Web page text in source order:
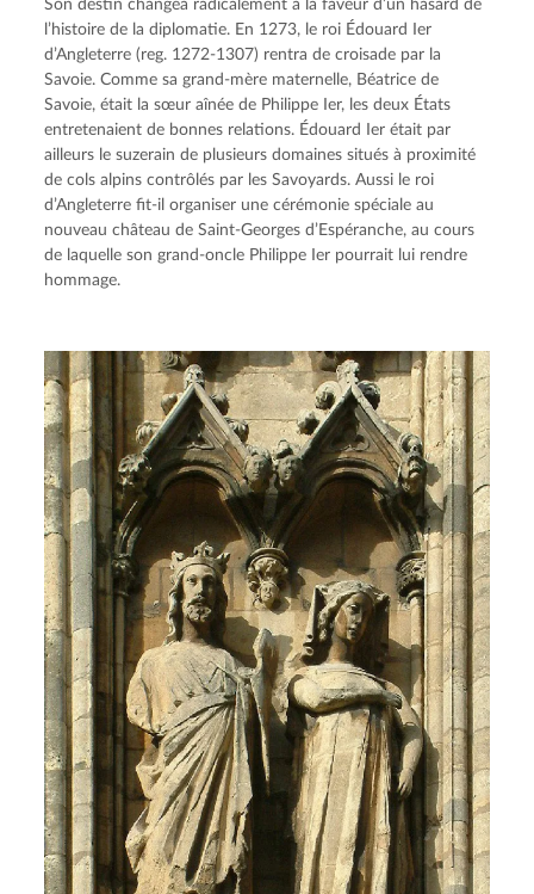
Son destin changea radicalement à la faveur d’un hasard de
l’histoire de la diplomatie. En 1273, le roi Édouard Ier
d’Angleterre (reg. 1272-1307) rentra de croisade par la
Savoie. Comme sa grand-mère maternelle, Béatrice de
Savoie, était la sœur aînée de Philippe Ier, les deux États
entretenaient de bonnes relations. Édouard Ier était par
ailleurs le suzerain de plusieurs domaines situés à proximité
de cols alpins contrôlés par les Savoyards. Aussi le roi
d’Angleterre fit-il organiser une cérémonie spéciale au
nouveau château de Saint-Georges d’Espéranche, au cours
de laquelle son grand-oncle Philippe Ier pourrait lui rendre
hommage.